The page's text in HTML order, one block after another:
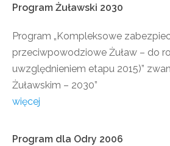
Program Żuławski 2030
Program „Kompleksowe
przeciwpowodziowe Żuław – do
uwzględnieniem etapu 2015)”
Żuławskim – 2030”
więcej
Program dla Odry 2006